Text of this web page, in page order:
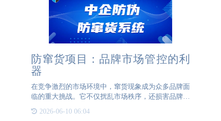
防窜货项目：品牌市场管控的利
器
在竞争激烈的市场环境中，窜货现象成为众多品牌面
临的重大挑战。它不仅扰乱市场秩序，还损害品牌形
象和经销商利益。为此，防窜货项目应运而生，通过
集成先进技术与全方位服务，为品牌提供了一套高
2026-06-10 06:04